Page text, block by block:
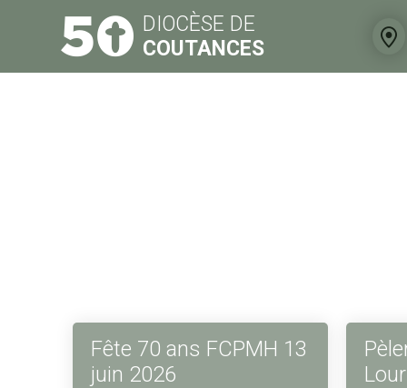
navigation
DIOCÈSE DE
COUTANCES
Fête 70 ans FCPMH 13
juin 2026